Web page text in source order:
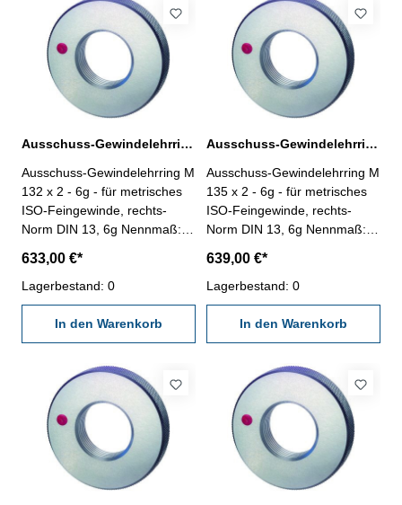
Ausschuss-Gewindelehrring M 132 x 2 - 6g DIN 13
Ausschuss-Gewindelehrring M
132 x 2 - 6g - für metrisches
ISO-Feingewinde, rechts-
Norm DIN 13, 6g Nennmaß: M
633,00 €*
Lagerbestand: 0
In den Warenkorb
Ausschuss-Gewindelehrring M 135 x 2 - 6g DIN 13
Ausschuss-Gewindelehrring M
135 x 2 - 6g - für metrisches
ISO-Feingewinde, rechts-
Norm DIN 13, 6g Nennmaß: M
639,00 €*
Lagerbestand: 0
In den Warenkorb